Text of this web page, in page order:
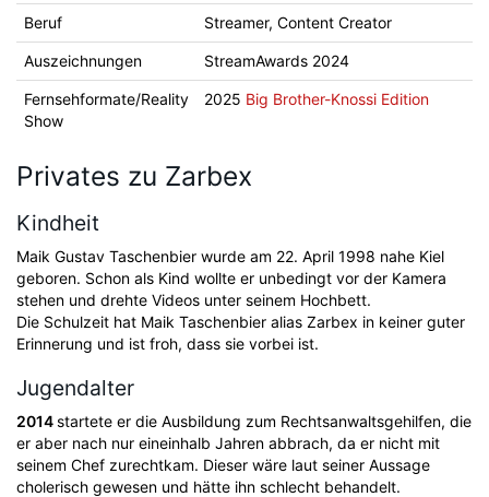
Beruf Streamer, Content Creator
Auszeichnungen StreamAwards 2024
Fernsehformate/Reality
Show
2025 Big Brother-Knossi Edition
Privates zu Zarbex
Kindheit
Maik Gustav Taschenbier wurde am 22. April 1998 nahe Kiel
geboren. Schon als Kind wollte er unbedingt vor der Kamera
stehen und drehte Videos unter seinem Hochbett.
Die Schulzeit hat Maik Taschenbier alias Zarbex in keiner guter
Erinnerung und ist froh, dass sie vorbei ist.
Jugendalter
2014startete er die Ausbildung zum Rechtsanwaltsgehilfen, die
er aber nach nur eineinhalb Jahren abbrach, da er nicht mit
seinem Chef zurechtkam. Dieser wäre laut seiner Aussage
cholerisch gewesen und hätte ihn schlecht behandelt.